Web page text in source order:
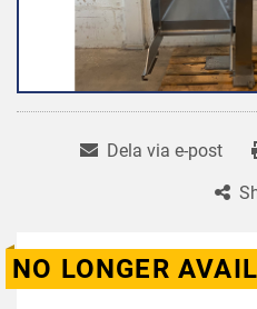
Dela via e-post
NO LONGER